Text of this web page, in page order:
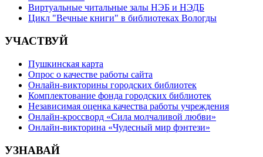
Виртуальные читальные залы НЭБ и НЭДБ
Цикл "Вечные книги" в библиотеках Вологды
УЧАСТВУЙ
Пушкинская карта
Опрос о качестве работы сайта
Онлайн-викторины городских библиотек
Комплектование фонда городских библиотек
Независимая оценка качества работы учреждения
Онлайн-кроссворд «Сила молчаливой любви»
Онлайн-викторина «Чудесный мир фэнтези»
УЗНАВАЙ